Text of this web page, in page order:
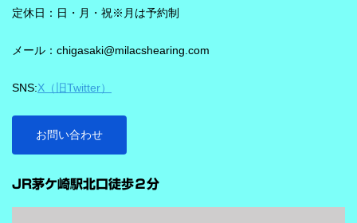
を支える役割を担うと説明されています。 さらに、このチップが
作し、1日あたり4.9兆回の演算を行うとされています。 「インテ
ビビアの注目機能の一つが「インテリジェンス フォーカス」で
ストをつけることで、より聞き取りを助ける会話学習を利用した
雑音抑制機能です。※9クラスのみ搭載 重要なのは、この機能
が“周囲の音を全部
定休日：日・月・祝※月は予約制
メール：chigasaki@milacshearing.com
SNS:X（旧Twitter）
お問い合わせ
JR茅ケ崎駅北口徒歩２分